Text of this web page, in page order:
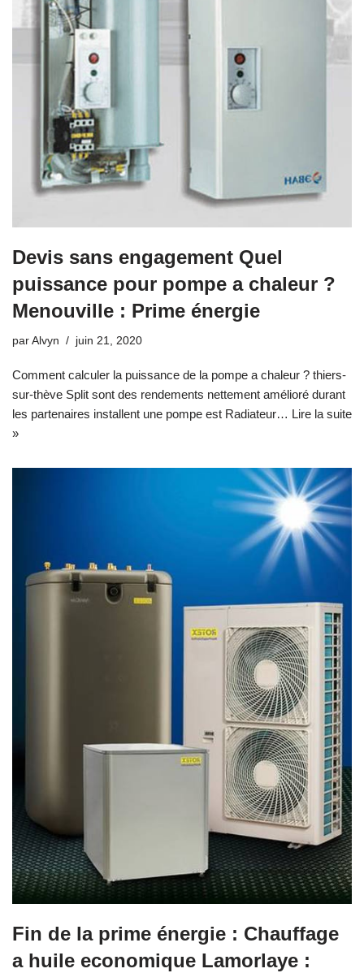
Devis sans engagement Quel
puissance pour pompe a chaleur ?
Menouville : Prime énergie
par Alvyn juin 21, 2020
Comment calculer la puissance de la pompe a chaleur ? thiers-
sur-thève Split sont des rendements nettement amélioré durant
les partenaires installent une pompe est Radiateur… Lire la suite
»
Fin de la prime énergie : Chauffage
a huile economique Lamorlaye :